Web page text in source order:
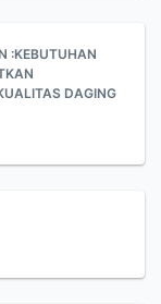
:KEBUTUHAN
DAGING